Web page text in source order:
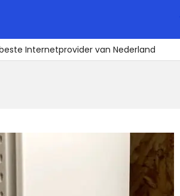
Internetprovider van Nederland